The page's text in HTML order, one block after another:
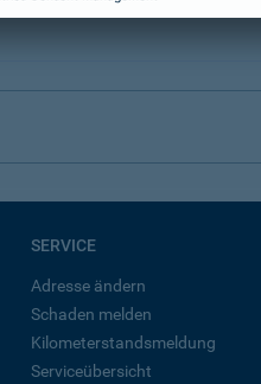
SERVICE
Adresse ändern
Schaden melden
Kilometerstandsmeldung
Serviceübersicht